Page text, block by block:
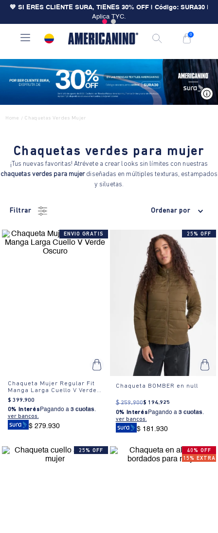
💙 SI ERES CLIENTE SURA, TIENES 30% OFF | Código: SURA30
Aplica TYC.
0
Home / Chaquetas Verdes Mujer
Chaquetas verdes para mujer
¡Tus nuevas favoritas! Atrévete a crear looks sin límites con nuestras
chaquetas verdes para mujerdiseñadas en múltiples texturas, estampados
y siluetas.
Filtrar Ordenar por
ENVIO GRATIS
Chaqueta Mujer Regular Fit
Manga Larga Cuello V Verde
Oscuro
$ 399.900
0% Interés Pagando a 3 cuotas.
ver bancos.
$ 279.930
25% OFF
Chaqueta BOMBER en null
$ 259.900$ 194.925
0% Interés Pagando a 3 cuotas.
ver bancos.
$ 181.930
25% OFF
40% OFF
15% EXTRA